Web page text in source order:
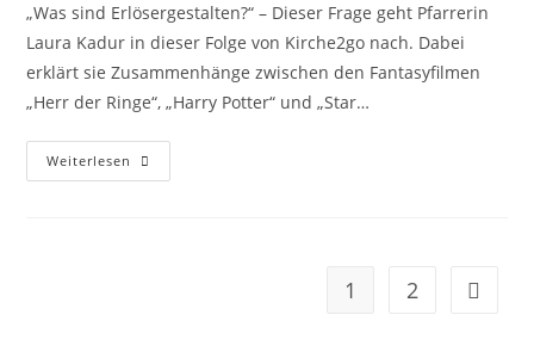
„Was sind Erlösergestalten?“ – Dieser Frage geht Pfarrerin
Laura Kadur in dieser Folge von Kirche2go nach. Dabei
erklärt sie Zusammenhänge zwischen den Fantasyfilmen
„Herr der Ringe“, „Harry Potter“ und „Star…
Weiterlesen Kirche2go
Fragt:
1 2 Gehe